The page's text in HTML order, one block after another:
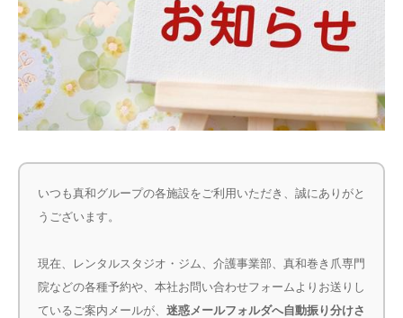
いつも真和グループの各施設をご利用いただき、誠にありがと
うございます。
現在、レンタルスタジオ・ジム、介護事業部、真和巻き爪専門
院などの各種予約や、本社お問い合わせフォームよりお送りし
ているご案内メールが、 迷惑メールフォルダへ自動振り分けさ
系列店
当店概要